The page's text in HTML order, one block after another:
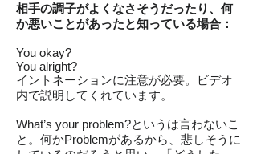
相手の調子がよくなさそうだったり、何
か悪いことがあったと知っている場合：
You okay?
You alright?
イントネーションに注意が必要。ビデオ
内で説明してくれています。
What’s your problem?というは言わないこ
と。何かProblemがあるから、悲しそうに